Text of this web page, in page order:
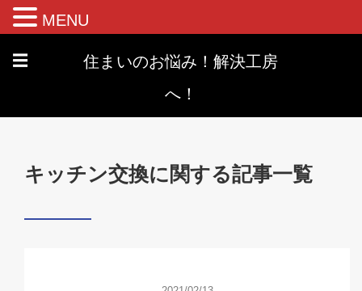
☰
住まいのお悩み！解決工房
へ！
キッチン交換に関する記事一覧
MENU